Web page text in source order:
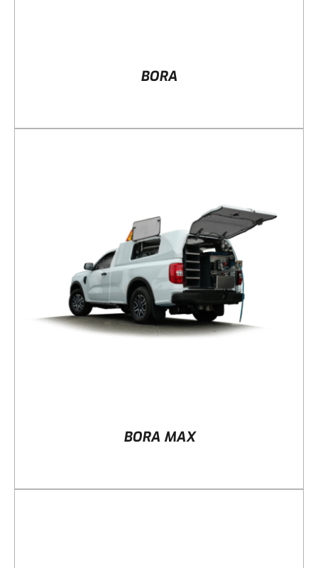
BORA
DÉTAILS
BORA MAX